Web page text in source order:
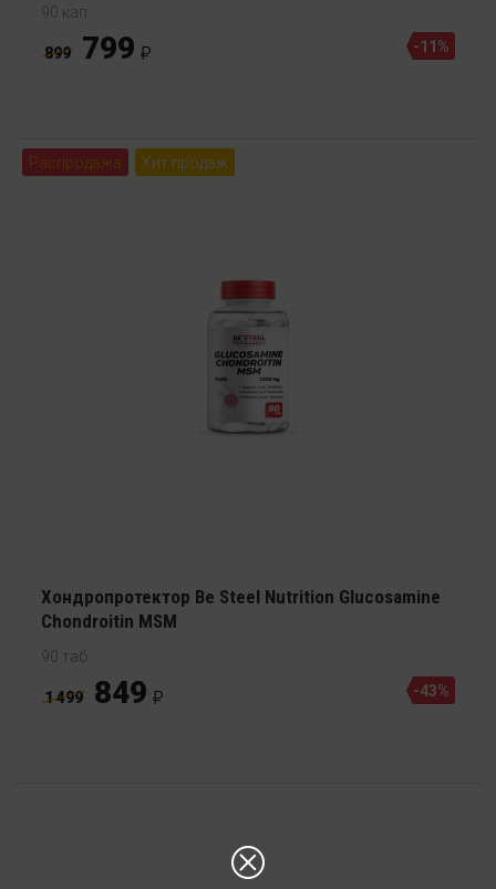
90 кап
899 799 -11%
Распродажа Хит продаж
Хондропротектор Be Steel Nutrition Glucosamine
Chondroitin MSM
90 таб
1 499 849 -43%